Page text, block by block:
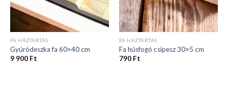
FA HÁZTARTÁS
Gyúródeszka fa 60×40 cm
9 900 Ft
FA HÁZTARTÁS
Fa húsfogó csipesz 30×5 cm
790 Ft